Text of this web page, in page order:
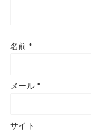
名前 *
メール *
サイト